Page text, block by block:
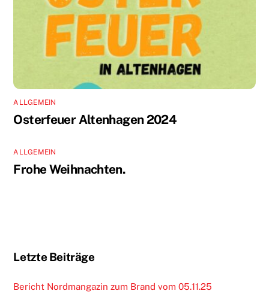
ALLGEMEIN
Osterfeuer Altenhagen 2024
ALLGEMEIN
Frohe Weihnachten.
Letzte Beiträge
Bericht Nordmangazin zum Brand vom 05.11.25